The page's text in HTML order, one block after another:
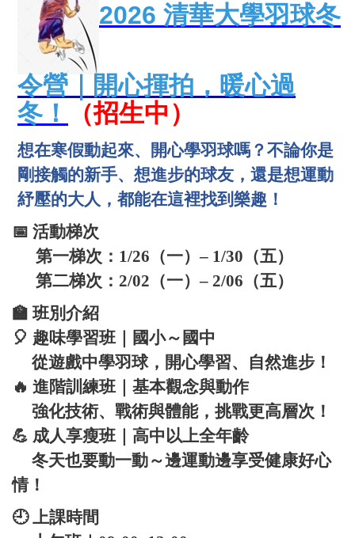
2026 清華大學羽球冬
令營｜開心揮拍，暖心過
冬！
（招生中）
想在寒假動起來、開心學羽球嗎？不論你是
剛接觸的新手、想進步的球友，還是想運動
紓壓的大人，都能在這裡找到樂趣！
📅 活動梯次
第一梯次：1/26（一）– 1/30（五）
第二梯次：2/02（一）– 2/06（五）
🏫 班別介紹
🎈 趣味學習班｜國小～國中
從遊戲中學羽球，開心學習、自然進步！
🔥 進階訓練班｜基本觀念與動作
強化技術、戰術與體能，挑戰更高層次！
💪 成人享瘦班｜高中以上全年齡
冬天也要動一動～邊運動邊享受健康好心
情！
🕘 上課時間